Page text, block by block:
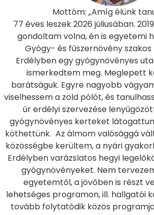
Mottóm: „Amíg élünk
77 éves leszek 2026 júliusában.
gondoltam volna, én is egyetemi
Gyógy- és fűszernövény
Erdélyben egy gyógynövényes
ismerkedtem meg. Meglepett
barátságuk. Egyre nagyobb
viselhessem a zöld pólót, és
úr erdélyi szervezése
gyógynövényes kerteket
köthettünk. Az álmom valósággá
közösségbe kerültem, a nyári
Erdélyben varázslatos hegyi
gyógynövényeket. Nem
egyetemtől, a jövőben is részt
lehetséges programon, ill. hallgatói
tovább folytatódik közös